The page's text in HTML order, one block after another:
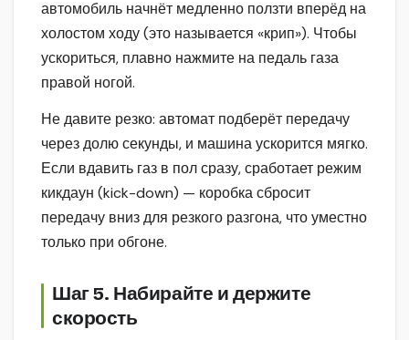
автомобиль начнёт медленно ползти вперёд на
холостом ходу (это называется «крип»). Чтобы
ускориться, плавно нажмите на педаль газа
правой ногой.
Не давите резко: автомат подберёт передачу
через долю секунды, и машина ускорится мягко.
Если вдавить газ в пол сразу, сработает режим
кикдаун (kick-down) — коробка сбросит
передачу вниз для резкого разгона, что уместно
только при обгоне.
Шаг 5. Набирайте и держите
скорость